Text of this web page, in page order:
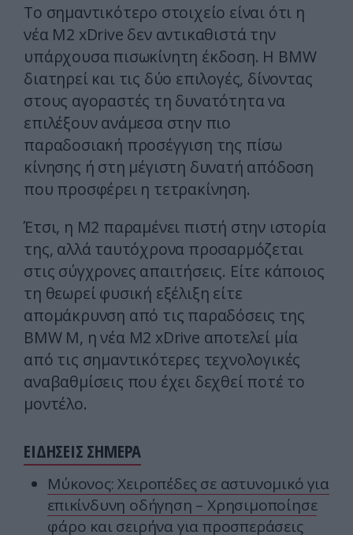
Το σημαντικότερο στοιχείο είναι ότι η
νέα M2 xDrive δεν αντικαθιστά την
υπάρχουσα πισωκίνητη έκδοση. Η BMW
διατηρεί και τις δύο επιλογές, δίνοντας
στους αγοραστές τη δυνατότητα να
επιλέξουν ανάμεσα στην πιο
παραδοσιακή προσέγγιση της πίσω
κίνησης ή στη μέγιστη δυνατή απόδοση
που προσφέρει η τετρακίνηση.
Έτσι, η M2 παραμένει πιστή στην ιστορία
της, αλλά ταυτόχρονα προσαρμόζεται
στις σύγχρονες απαιτήσεις. Είτε κάποιος
τη θεωρεί φυσική εξέλιξη είτε
απομάκρυνση από τις παραδόσεις της
BMW M, η νέα M2 xDrive αποτελεί μία
από τις σημαντικότερες τεχνολογικές
αναβαθμίσεις που έχει δεχθεί ποτέ το
μοντέλο.
ΕΙΔΗΣΕΙΣ ΣΗΜΕΡΑ
Μύκονος: Χειροπέδες σε αστυνομικό για
επικίνδυνη οδήγηση – Χρησιμοποίησε
φάρο και σειρήνα για προσπεράσεις